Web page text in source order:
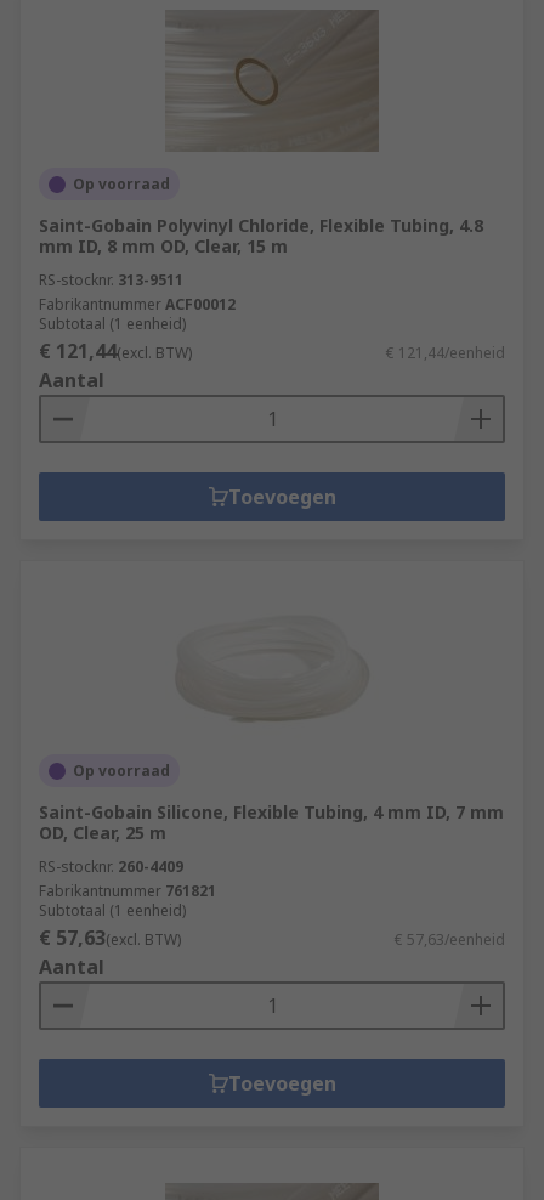
Op voorraad
Saint-Gobain Polyvinyl Chloride, Flexible Tubing, 4.8
mm ID, 8 mm OD, Clear, 15 m
RS-stocknr. 313-9511
FabrikantnummerACF00012
Subtotaal (1 eenheid)
€ 121,44(excl. BTW) € 121,44/eenheid
Aantal
Toevoegen
Op voorraad
Saint-Gobain Silicone, Flexible Tubing, 4 mm ID, 7 mm
OD, Clear, 25 m
RS-stocknr. 260-4409
Fabrikantnummer 761821
Subtotaal (1 eenheid)
€ 57,63(excl. BTW) € 57,63/eenheid
Aantal
Toevoegen